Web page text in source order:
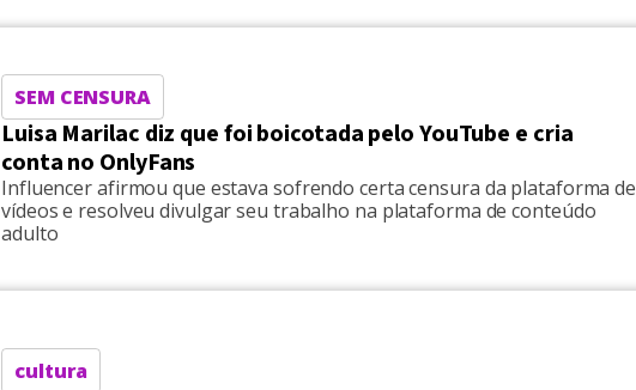
SEM CENSURA
Luisa Marilac diz que foi boicotada pelo YouTube e cria
conta no OnlyFans
Influencer afirmou que estava sofrendo certa censura da plataforma de
vídeos e resolveu divulgar seu trabalho na plataforma de conteúdo
adulto
cultura